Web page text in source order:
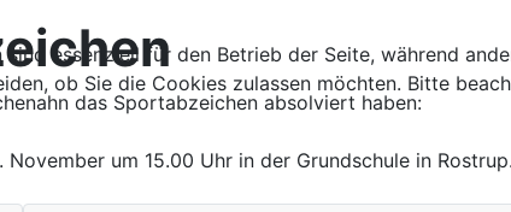
das Sportabzeichen absolviert haben:
um 15.00 Uhr in der Grundschule in Rostrup.
essenziell für den Betrieb der Seite, während
ob Sie die Cookies zulassen möchten. Bitte